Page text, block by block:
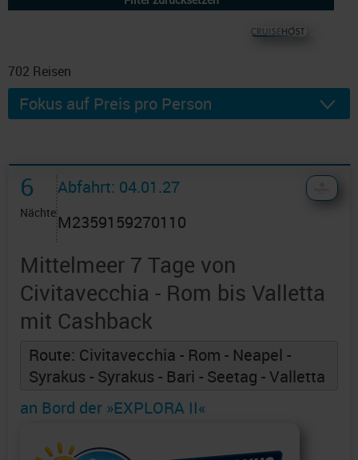
702 Reisen
6
Nächte
Abfahrt: 04.01.27
M2359159270110
Mittelmeer 7 Tage von
Civitavecchia - Rom bis Valletta
mit Cashback
Route: Civitavecchia - Rom - Neapel -
Syrakus - Syrakus - Bari - Seetag - Valletta
an Bord der »EXPLORA II«